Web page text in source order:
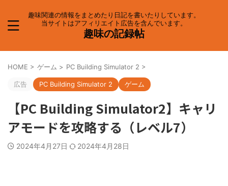
趣味関連の情報をまとめたり日記を書いたりしています。
当サイトはアフィリエイト広告を含んでいます。
趣味の記録帖
HOME > ゲーム > PC Building Simulator 2 >
広告 PC Building Simulator 2 ゲーム
【PC Building Simulator2】キャリ
アモードを攻略する（レベル7）
2024年4月27日 2024年4月28日